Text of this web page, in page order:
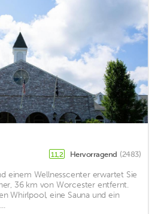
11,2 Hervorragend (2483)
einem Wellnesscenter erwartet Sie
36 km von Worcester entfernt.
Whirlpool, eine Sauna und ein